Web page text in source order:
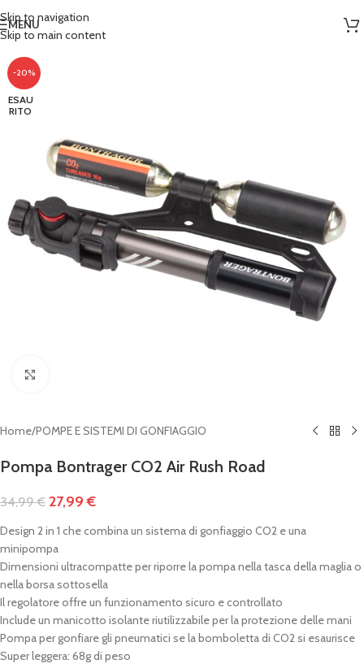
Skip to navigation
Skip to main content
MENU
-20%
ESAU
RITO
Home/POMPE E SISTEMI DI GONFIAGGIO
Pompa Bontrager CO2 Air Rush Road
34,99€ 27,99€
Design 2 in 1 che combina un sistema di gonfiaggio CO2 e una
minipompa
Dimensioni ultracompatte per riporre la pompa nella tasca della maglia o
nella borsa sottosella
Il regolatore offre un funzionamento sicuro e controllato
Include un manicotto isolante riutilizzabile per la protezione delle mani
Pompa per gonfiare gli pneumatici se la bomboletta di CO2 si esaurisce
Super leggera: 68g di peso